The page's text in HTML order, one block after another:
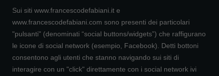
Sui siti www.francescodefabiani.it e
www.francescodefabiani.com sono presenti dei particolari
"pulsanti" (denominati “social buttons/widgets”) che raffigurano
le icone di social network (esempio, Facebook). Detti bottoni
consentono agli utenti che stanno navigando sui siti di
interagire con un "click" direttamente con i social network ivi